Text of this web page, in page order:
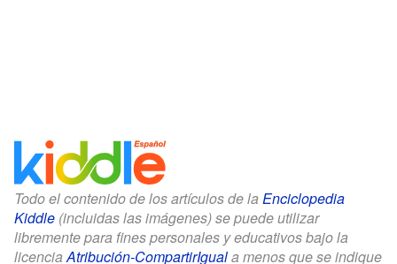
Todo el contenido de los artículos de la Enciclopedia
Kiddle (incluidas las imágenes) se puede utilizar
libremente para fines personales y educativos bajo la
licenciaAtribución-CompartirIguala menos que se indique